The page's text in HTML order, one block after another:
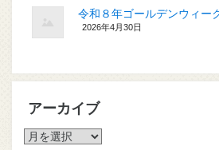
令和８年ゴールデンウィー
2026年4月30日
アーカイブ
ア